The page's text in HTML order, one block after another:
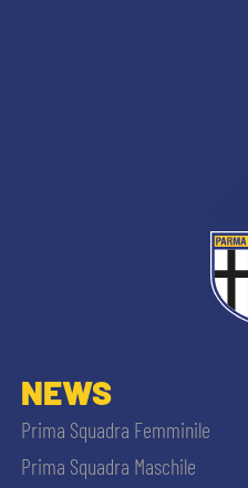
NEWS
Prima Squadra Femminile
Prima Squadra Maschile